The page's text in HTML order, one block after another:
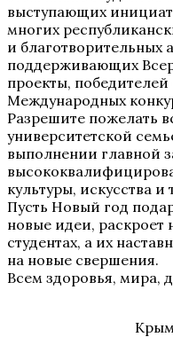
выступающих
многих
и благотворительных
поддерживающих
проекты,
Международных
Разрешите пожелать
университетской
выполнении главной
культуры, искусства и
Пусть Новый год
новые идеи, раскроет
студентах, а их
на новые свершения.
Всем здоровья, мира,